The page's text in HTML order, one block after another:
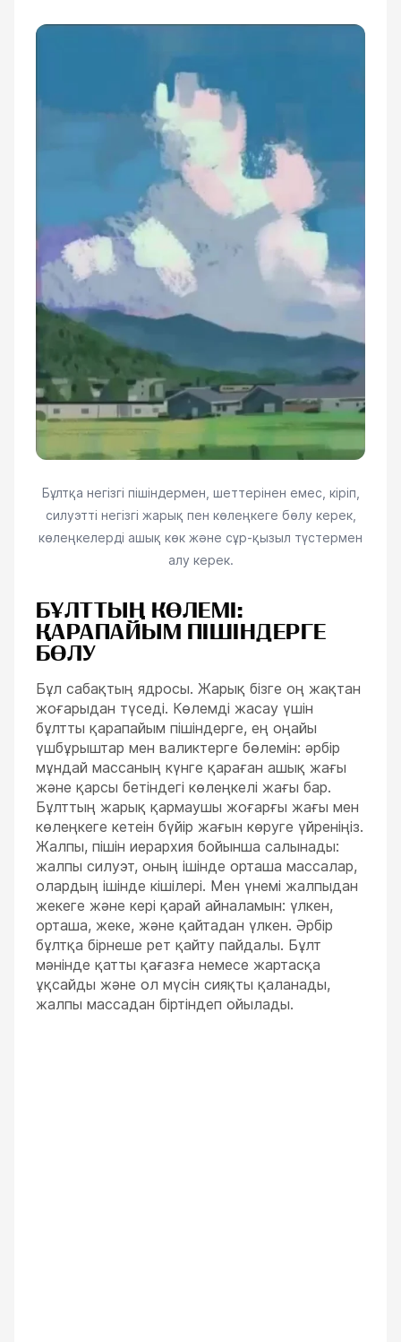
Бұлтқа негізгі пішіндермен, шеттерінен емес, кіріп,
силуэтті негізгі жарық пен көлеңкеге бөлу керек,
көлеңкелерді ашық көк және сұр-қызыл түстермен
алу керек.
БҰЛТТЫҢ КӨЛЕМІ:
ҚАРАПАЙЫМ ПІШІНДЕРГЕ
БӨЛУ
Бұл сабақтың ядросы. Жарық бізге оң жақтан
жоғарыдан түседі. Көлемді жасау үшін
бұлтты қарапайым пішіндерге, ең оңайы
үшбұрыштар мен валиктерге бөлемін: әрбір
мұндай массаның күнге қараған ашық жағы
және қарсы бетіндегі көлеңкелі жағы бар.
Бұлттың жарық қармаушы жоғарғы жағы мен
көлеңкеге кетеін бүйір жағын көруге үйреніңіз.
Жалпы, пішін иерархия бойынша салынады:
жалпы силуэт, оның ішінде орташа массалар,
олардың ішінде кішілері. Мен үнемі жалпыдан
жекеге және кері қарай айналамын: үлкен,
орташа, жеке, және қайтадан үлкен. Әрбір
бұлтқа бірнеше рет қайту пайдалы. Бұлт
мәнінде қатты қағазға немесе жартасқа
ұқсайды және ол мүсін сияқты қаланады,
жалпы массадан біртіндеп ойылады.